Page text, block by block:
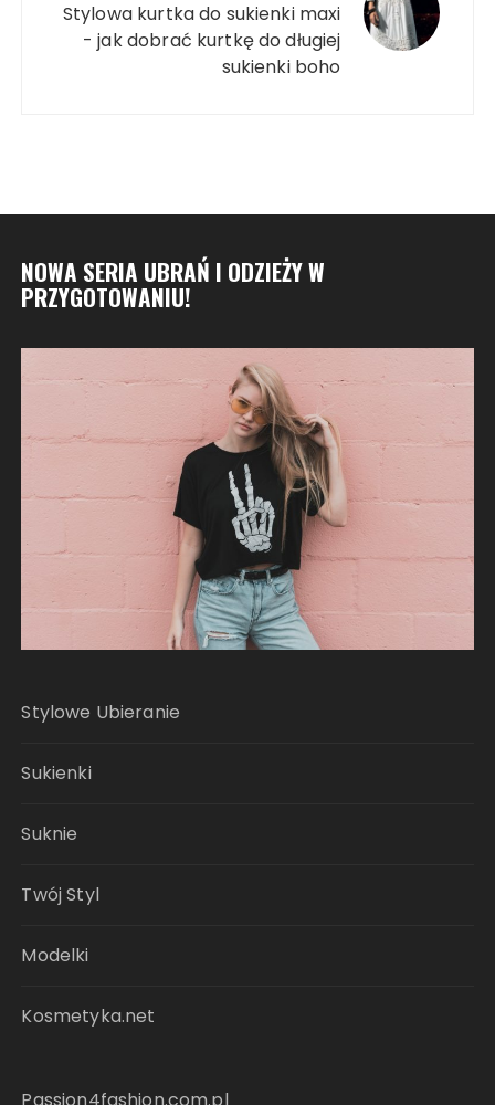
Stylowa kurtka do sukienki maxi
- jak dobrać kurtkę do długiej
sukienki boho
NOWA SERIA UBRAŃ I ODZIEŻY W
PRZYGOTOWANIU!
Stylowe Ubieranie
Sukienki
Suknie
Twój Styl
Modelki
Kosmetyka.net
Passion4fashion.com.pl